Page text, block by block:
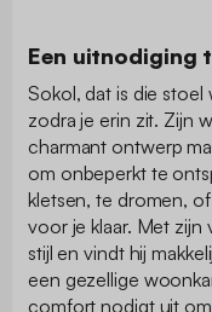
Een uitnodiging
Sokol, dat is die
zodra je erin zit. Zijn
charmant ontwerp
om onbeperkt te
kletsen, te dromen,
voor je klaar. Met zijn
stijl en vindt hij
een gezellige
comfort nodigt uit